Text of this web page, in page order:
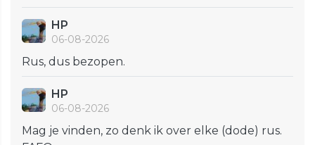
HP
06-08-2026
Rus, dus bezopen.
HP
06-08-2026
Mag je vinden, zo denk ik over elke (dode) rus.